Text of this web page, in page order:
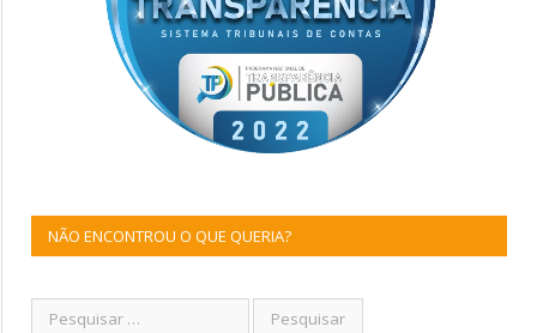
NÃO ENCONTROU O QUE QUERIA?